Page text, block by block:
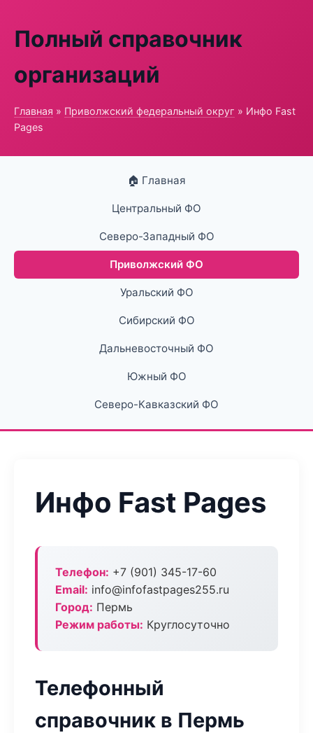
Полный справочник
организаций
Главная » Приволжский федеральный округ » Инфо Fast
Pages
🏠 Главная
Центральный ФО
Северо-Западный ФО
Приволжский ФО
Уральский ФО
Сибирский ФО
Дальневосточный ФО
Южный ФО
Северо-Кавказский ФО
Инфо Fast Pages
Телефон: +7 (901) 345-17-60
Email: info@infofastpages255.ru
Город: Пермь
Режим работы: Круглосуточно
Телефонный
справочник в Пермь